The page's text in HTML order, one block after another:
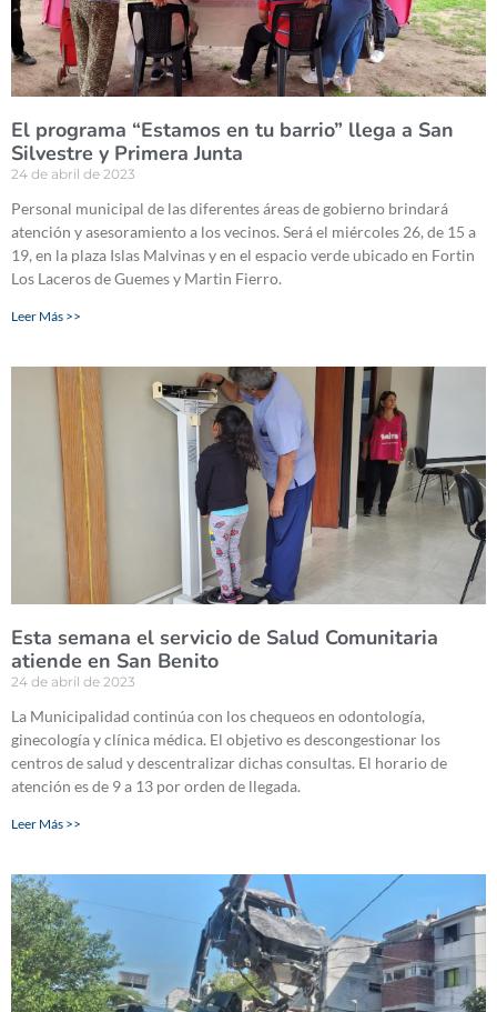
El programa “Estamos en tu barrio” llega a San
Silvestre y Primera Junta
24 de abril de 2023
Personal municipal de las diferentes áreas de gobierno brindará
atención y asesoramiento a los vecinos. Será el miércoles 26, de 15 a
19, en la plaza Islas Malvinas y en el espacio verde ubicado en Fortin
Los Laceros de Guemes y Martin Fierro.
Leer Más >>
Esta semana el servicio de Salud Comunitaria
atiende en San Benito
24 de abril de 2023
La Municipalidad continúa con los chequeos en odontología,
ginecología y clínica médica. El objetivo es descongestionar los
centros de salud y descentralizar dichas consultas. El horario de
atención es de 9 a 13 por orden de llegada.
Leer Más >>